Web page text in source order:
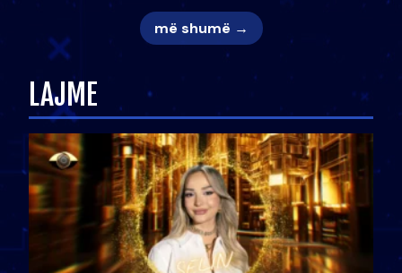
më shumë →
LAJME